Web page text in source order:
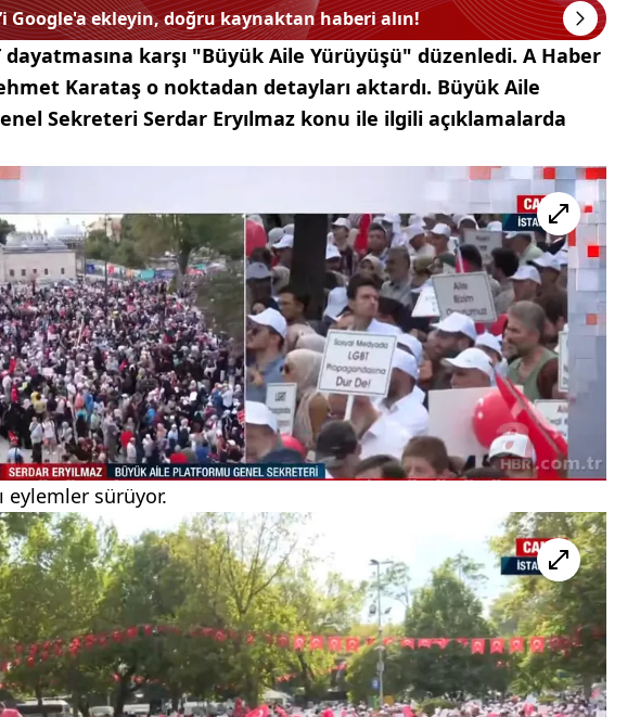
Google'a ekleyin, doğru kaynaktan haberi alın!
dayatmasına karşı "Büyük Aile Yürüyüşü" düzenledi. A Haber
Karataş o noktadan detayları aktardı. Büyük Aile
Sekreteri Serdar Eryılmaz konu ile ilgili açıklamalarda
eylemler sürüyor.